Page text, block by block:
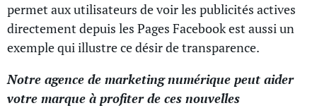
permet aux utilisateurs de voir les publicités actives
directement depuis les Pages Facebook est aussi un
exemple qui illustre ce désir de transparence.
Notre agence de marketing numérique peut aider
votre marque à profiter de ces nouvelles